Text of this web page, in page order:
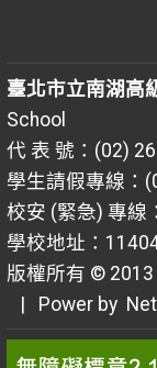
臺北市立南湖高
School
代 表 號：(02)
學生請假專線：
校安 (緊急) 專線
學校地址：
版權所有 © 2013
| Power by